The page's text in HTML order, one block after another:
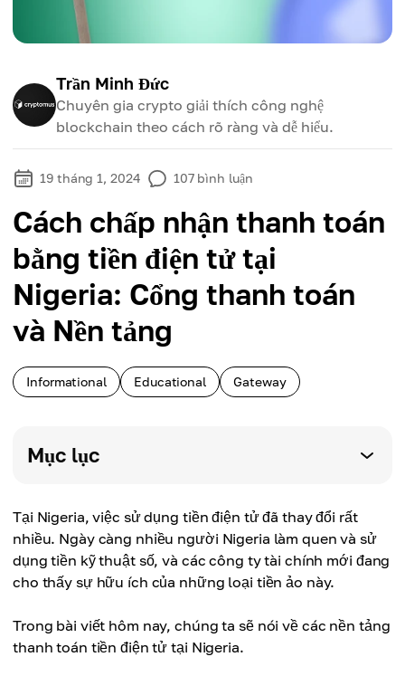
Trần Minh Đức
Chuyên gia crypto giải thích công nghệ
blockchain theo cách rõ ràng và dễ hiểu.
19 tháng 1, 2024 107 bình luận
Cách chấp nhận thanh toán
bằng tiền điện tử tại
Nigeria: Cổng thanh toán
và Nền tảng
Informational Educational Gateway
Mục lục
Tại Nigeria, việc sử dụng tiền điện tử đã thay đổi rất
nhiều. Ngày càng nhiều người Nigeria làm quen và sử
dụng tiền kỹ thuật số, và các công ty tài chính mới đang
cho thấy sự hữu ích của những loại tiền ảo này.
Trong bài viết hôm nay, chúng ta sẽ nói về các nền tảng
thanh toán tiền điện tử tại Nigeria.